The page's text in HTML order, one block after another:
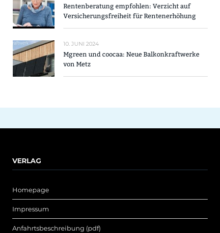
Rentenberatung empfohlen: Verzicht auf
Versicherungsfreiheit für Rentenerhöhung
10. JUNI 2024
Mgreen und coocaa: Neue Balkonkraftwerke
von Metz
VERLAG
Homepage
Impressum
Anfahrtsbeschreibung (pdf)